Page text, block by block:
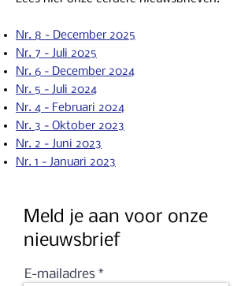
Nr. 8 - December 2025
Nr. 7 - Juli 2025
Nr. 6 - December 2024
Nr. 5 - Juli 2024
Nr. 4 - Februari 2024
Nr. 3 - Oktober 2023
Nr. 2 - Juni 2023
Nr. 1 - Januari 2023
Meld je aan voor onze
nieuwsbrief
E-mailadres